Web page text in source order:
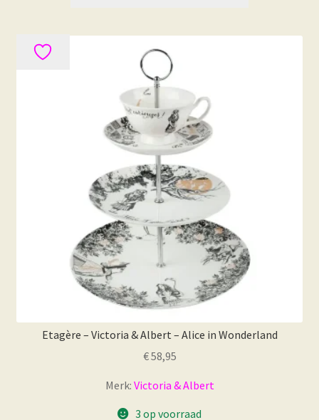
Etagère – Victoria & Albert – Alice in Wonderland
€58,95
Merk: Victoria & Albert
3 op voorraad